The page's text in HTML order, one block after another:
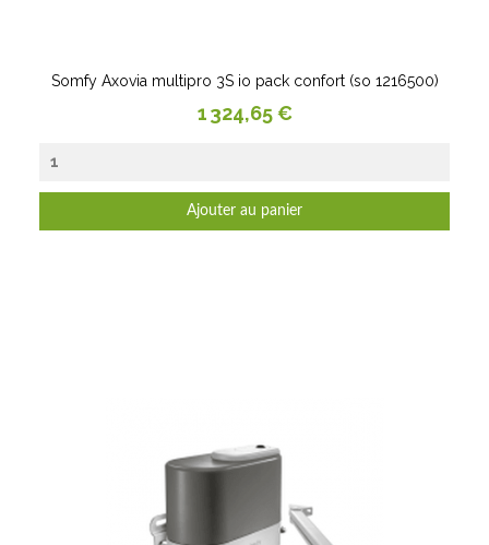
Somfy Axovia multipro 3S io pack confort (so 1216500)
Prix
1 324,65 €
Ajouter au panier